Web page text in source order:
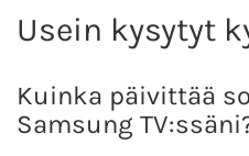
Usein kysytyt
Kuinka päivittää
Samsung